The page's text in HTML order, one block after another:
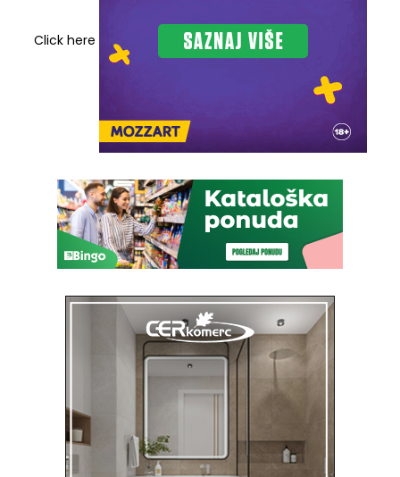
Click here